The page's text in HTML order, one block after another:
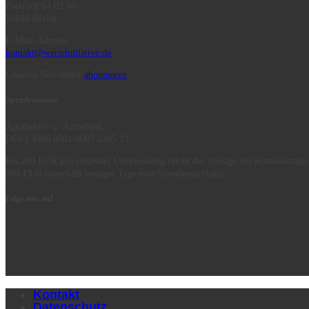
kontakt@werteinitiative.de
abonnieren
Kontakt